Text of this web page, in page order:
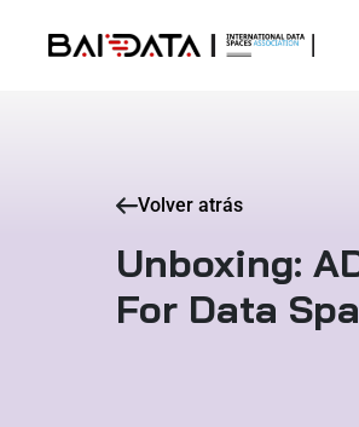
Volver atrás
Unboxing:
For Data